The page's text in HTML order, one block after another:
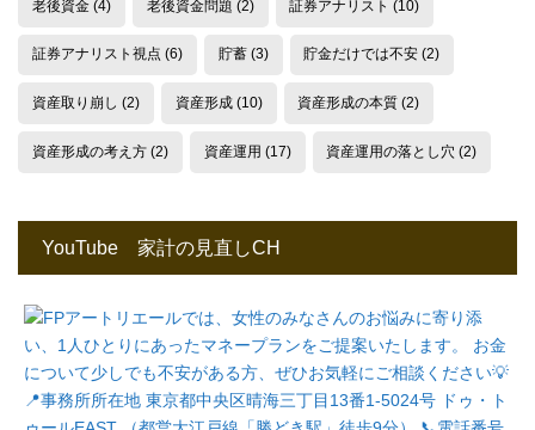
老後資金(4) 老後資金問題 (2) 証券アナリスト (10)
証券アナリスト視点 (6) 貯蓄(3) 貯金だけでは不安 (2)
資産取り崩し (2) 資産形成(10) 資産形成の本質 (2)
資産形成の考え方(2) 資産運用 (17) 資産運用の落とし穴 (2)
YouTube 家計の見直しCH